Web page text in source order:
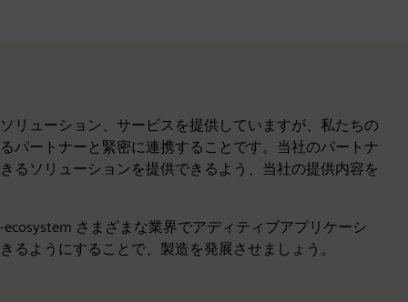
リューション、サービスを提供していますが、私たちの
パートナーと緊密に連携することです。当社のパートナ
るソリューションを提供できるよう、当社の提供内容を
さまざまな業界でアディティブアプリケーシ
るようにすることで、製造を発展させましょう。